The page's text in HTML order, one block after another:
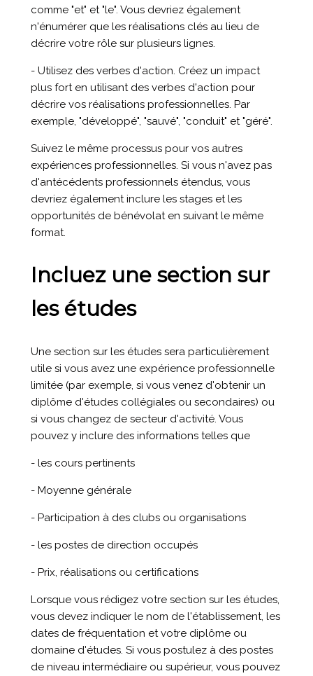
comme "et" et "le". Vous devriez également
n'énumérer que les réalisations clés au lieu de
décrire votre rôle sur plusieurs lignes.
- Utilisez des verbes d'action. Créez un impact
plus fort en utilisant des verbes d'action pour
décrire vos réalisations professionnelles. Par
exemple, "développé", "sauvé", "conduit" et "géré".
Suivez le même processus pour vos autres
expériences professionnelles. Si vous n'avez pas
d'antécédents professionnels étendus, vous
devriez également inclure les stages et les
opportunités de bénévolat en suivant le même
format.
Incluez une section sur
les études
Une section sur les études sera particulièrement
utile si vous avez une expérience professionnelle
limitée (par exemple, si vous venez d'obtenir un
diplôme d'études collégiales ou secondaires) ou
si vous changez de secteur d'activité. Vous
pouvez y inclure des informations telles que
- les cours pertinents
- Moyenne générale
- Participation à des clubs ou organisations
- les postes de direction occupés
- Prix, réalisations ou certifications
Lorsque vous rédigez votre section sur les études,
vous devez indiquer le nom de l'établissement, les
dates de fréquentation et votre diplôme ou
domaine d'études. Si vous postulez à des postes
de niveau intermédiaire ou supérieur, vous pouvez